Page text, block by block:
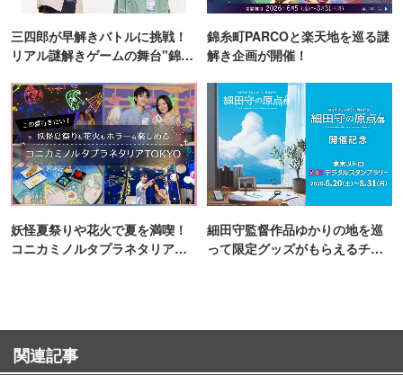
三四郎が早解きバトルに挑戦！
リアル謎解きゲームの舞台"錦糸
錦糸町PARCOと楽天地を巡る謎
解き企画が開催！
妖怪夏祭りや花火で夏を満喫！
コニカミノルタプラネタリア
細田守監督作品ゆかりの地を巡
って限定グッズがもらえるチャ
関連記事